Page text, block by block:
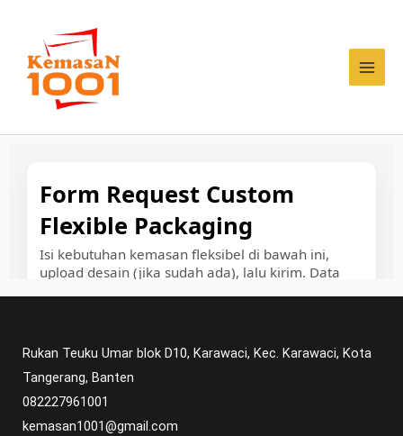
konten
Rukan Teuku Umar blok D10, Karawaci, Kec. Karawaci, Kota
Tangerang, Banten
082227961001
kemasan1001@gmail.com